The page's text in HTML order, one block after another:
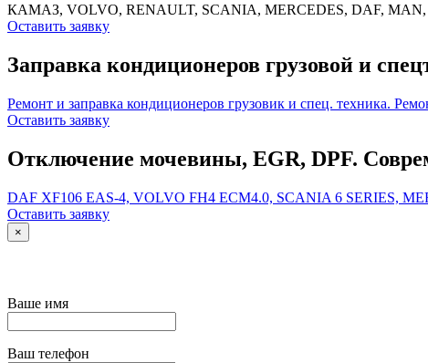
КАМАЗ, VOLVO, RENAULT, SCANIA, MERCEDES, DAF,
Оставить заявку
Заправка кондиционеров грузовой и
Ремонт и заправка кондиционеров грузовик и спец. техника.
Оставить заявку
Отключение мочевины, EGR, DPF.
DAF XF106 EAS-4, VOLVO FH4 ECM4.0, SCANIA 6 SERIES,
Оставить заявку
×
Ваше имя
Ваш телефон